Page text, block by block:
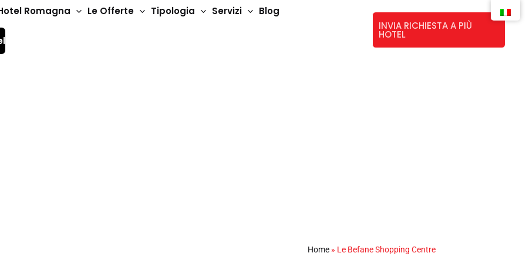
Romagna Le Offerte Tipologia Servizi Blog
INVIA RICHIESTA A PIÙ
HOTEL
Home » Le Befane Shopping Centre